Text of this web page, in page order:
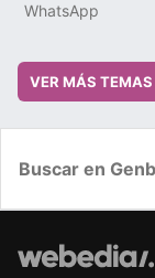
WhatsApp
VER MÁS TEMAS